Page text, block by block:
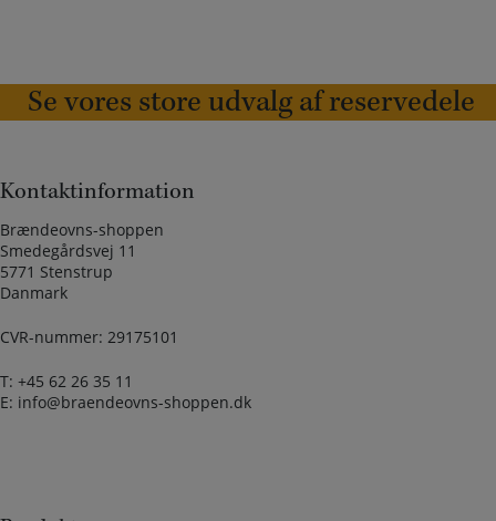
Se vores store udvalg af reservedele
Kontaktinformation
Brændeovns-shoppen
Smedegårdsvej 11
5771 Stenstrup
Danmark
CVR-nummer: 29175101
T: +45 62 26 35 11
E: info@braendeovns-shoppen.dk